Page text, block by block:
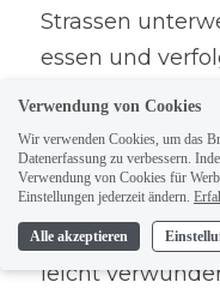
Strassen
essen und
Nachrichten,
der Laden
mit meinem
der Info, sie
niemand
leicht
Verwendung von Cookies
Wir verwenden Cookies, um das
Datenerfassung zu verbessern.
Verwendung von Cookies für
Einstellungen jederzeit ändern.
Alle akzeptieren